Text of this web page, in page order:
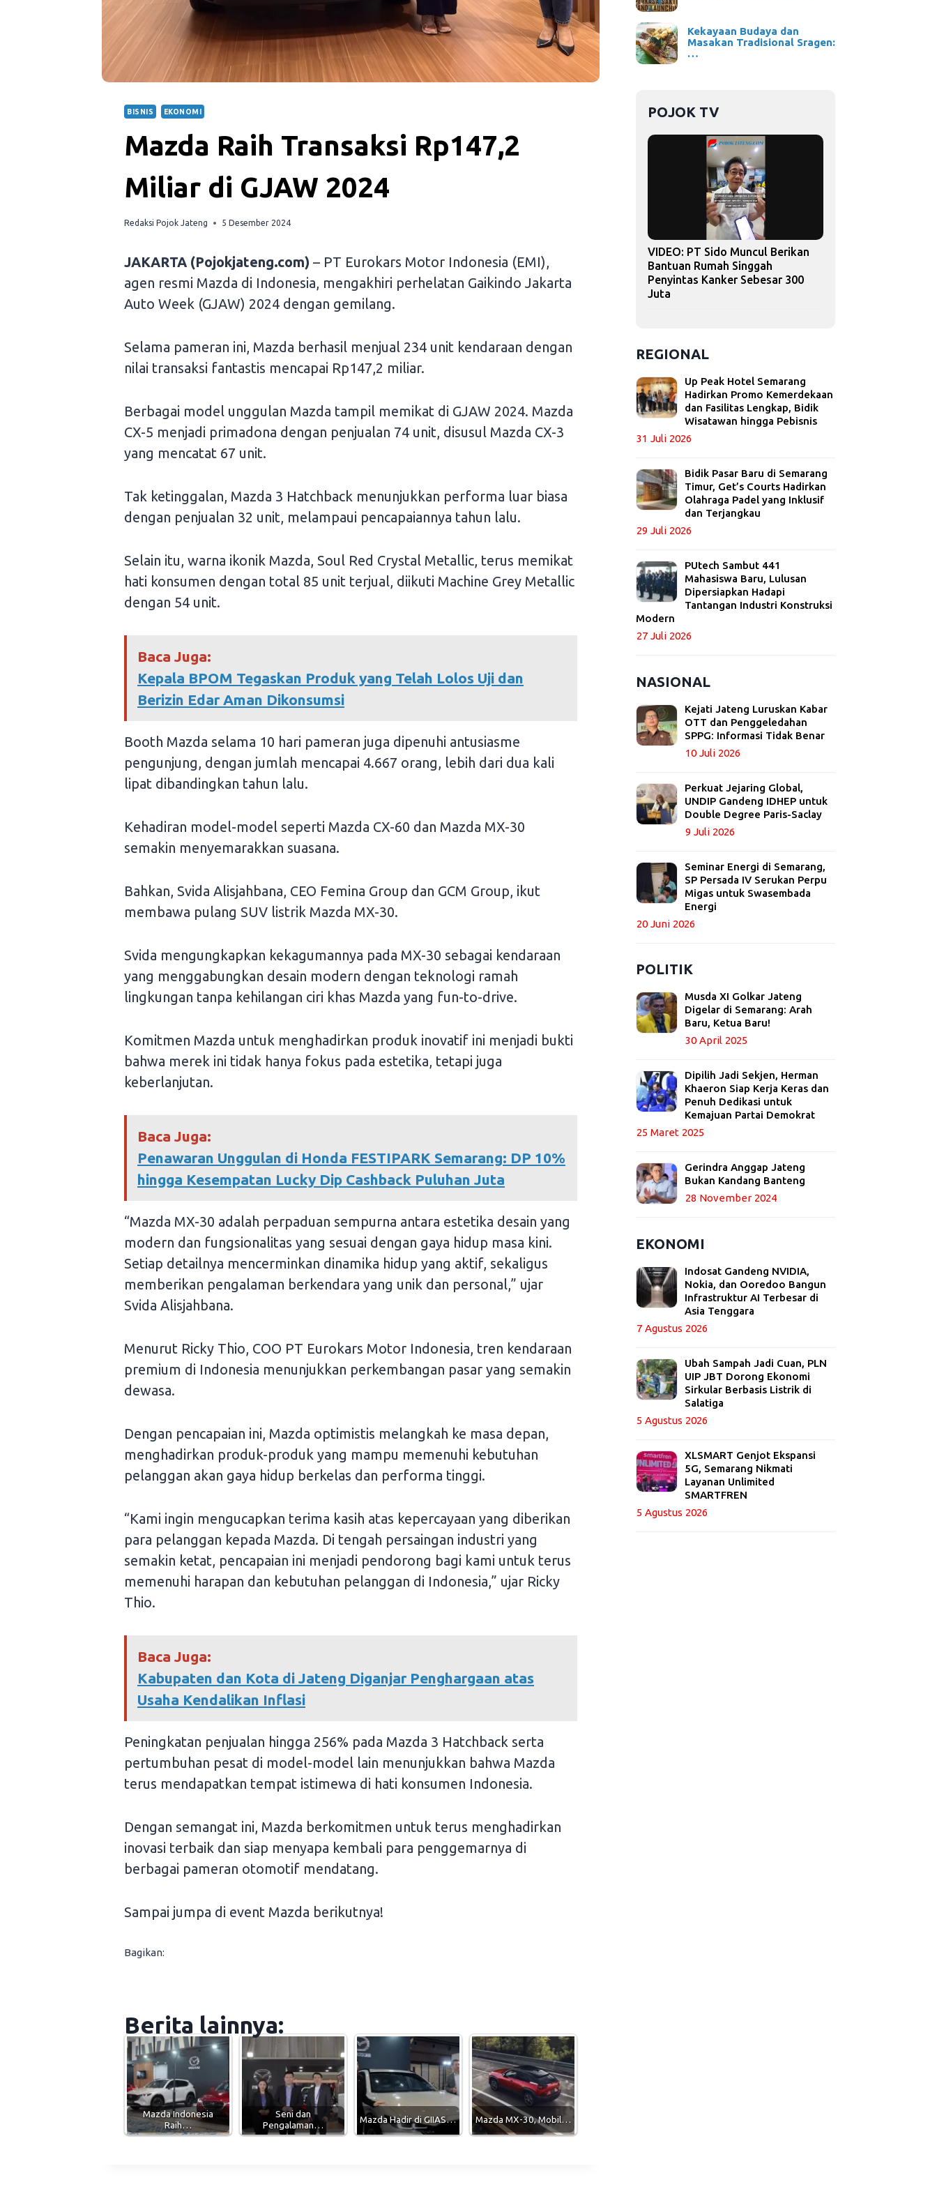
BISNIS EKONOMI
Mazda Raih Transaksi Rp147,2
Miliar di GJAW 2024
Redaksi Pojok Jateng 5 Desember 2024
JAKARTA (Pojokjateng.com) – PT Eurokars Motor Indonesia (EMI),
agen resmi Mazda di Indonesia, mengakhiri perhelatan Gaikindo Jakarta
Auto Week (GJAW) 2024 dengan gemilang.
Selama pameran ini, Mazda berhasil menjual 234 unit kendaraan dengan
nilai transaksi fantastis mencapai Rp147,2 miliar.
Berbagai model unggulan Mazda tampil memikat di GJAW 2024. Mazda
CX-5 menjadi primadona dengan penjualan 74 unit, disusul Mazda CX-3
yang mencatat 67 unit.
Tak ketinggalan, Mazda 3 Hatchback menunjukkan performa luar biasa
dengan penjualan 32 unit, melampaui pencapaiannya tahun lalu.
Selain itu, warna ikonik Mazda, Soul Red Crystal Metallic, terus memikat
hati konsumen dengan total 85 unit terjual, diikuti Machine Grey Metallic
dengan 54 unit.
Baca Juga:
Kepala BPOM Tegaskan Produk yang Telah Lolos Uji dan
Berizin Edar Aman Dikonsumsi
Booth Mazda selama 10 hari pameran juga dipenuhi antusiasme
pengunjung, dengan jumlah mencapai 4.667 orang, lebih dari dua kali
lipat dibandingkan tahun lalu.
Kehadiran model-model seperti Mazda CX-60 dan Mazda MX-30
semakin menyemarakkan suasana.
Bahkan, Svida Alisjahbana, CEO Femina Group dan GCM Group, ikut
membawa pulang SUV listrik Mazda MX-30.
Svida mengungkapkan kekagumannya pada MX-30 sebagai kendaraan
yang menggabungkan desain modern dengan teknologi ramah
lingkungan tanpa kehilangan ciri khas Mazda yang fun-to-drive.
Komitmen Mazda untuk menghadirkan produk inovatif ini menjadi bukti
bahwa merek ini tidak hanya fokus pada estetika, tetapi juga
keberlanjutan.
Baca Juga:
Penawaran Unggulan di Honda FESTIPARK Semarang: DP 10%
hingga Kesempatan Lucky Dip Cashback Puluhan Juta
“Mazda MX-30 adalah perpaduan sempurna antara estetika desain yang
modern dan fungsionalitas yang sesuai dengan gaya hidup masa kini.
Setiap detailnya mencerminkan dinamika hidup yang aktif, sekaligus
memberikan pengalaman berkendara yang unik dan personal,” ujar
Svida Alisjahbana.
Menurut Ricky Thio, COO PT Eurokars Motor Indonesia, tren kendaraan
premium di Indonesia menunjukkan perkembangan pasar yang semakin
dewasa.
Dengan pencapaian ini, Mazda optimistis melangkah ke masa depan,
menghadirkan produk-produk yang mampu memenuhi kebutuhan
pelanggan akan gaya hidup berkelas dan performa tinggi.
“Kami ingin mengucapkan terima kasih atas kepercayaan yang diberikan
para pelanggan kepada Mazda. Di tengah persaingan industri yang
semakin ketat, pencapaian ini menjadi pendorong bagi kami untuk terus
memenuhi harapan dan kebutuhan pelanggan di Indonesia,” ujar Ricky
Thio.
Baca Juga:
Kabupaten dan Kota di Jateng Diganjar Penghargaan atas
Usaha Kendalikan Inflasi
Peningkatan penjualan hingga 256% pada Mazda 3 Hatchback serta
pertumbuhan pesat di model-model lain menunjukkan bahwa Mazda
terus mendapatkan tempat istimewa di hati konsumen Indonesia.
Dengan semangat ini, Mazda berkomitmen untuk terus menghadirkan
inovasi terbaik dan siap menyapa kembali para penggemarnya di
berbagai pameran otomotif mendatang.
Sampai jumpa di event Mazda berikutnya!
Bagikan:
Berita lainnya:
Mazda Indonesia
Raih…
Seni dan
Pengalaman…
Mazda Hadir di GIIAS… Mazda MX-30, Mobil…
Kekayaan Budaya dan
Masakan Tradisional Sragen:
…
POJOK TV
VIDEO: PT Sido Muncul Berikan
Bantuan Rumah Singgah
Penyintas Kanker Sebesar 300
Juta
REGIONAL
Up Peak Hotel Semarang
Hadirkan Promo Kemerdekaan
dan Fasilitas Lengkap, Bidik
Wisatawan hingga Pebisnis
31 Juli 2026
Bidik Pasar Baru di Semarang
Timur, Get’s Courts Hadirkan
Olahraga Padel yang Inklusif
dan Terjangkau
29 Juli 2026
PUtech Sambut 441
Mahasiswa Baru, Lulusan
Dipersiapkan Hadapi
Tantangan Industri Konstruksi
Modern
27 Juli 2026
NASIONAL
Kejati Jateng Luruskan Kabar
OTT dan Penggeledahan
SPPG: Informasi Tidak Benar
10 Juli 2026
Perkuat Jejaring Global,
UNDIP Gandeng IDHEP untuk
Double Degree Paris-Saclay
9 Juli 2026
Seminar Energi di Semarang,
SP Persada IV Serukan Perpu
Migas untuk Swasembada
Energi
20 Juni 2026
POLITIK
Musda XI Golkar Jateng
Digelar di Semarang: Arah
Baru, Ketua Baru!
30 April 2025
Dipilih Jadi Sekjen, Herman
Khaeron Siap Kerja Keras dan
Penuh Dedikasi untuk
Kemajuan Partai Demokrat
25 Maret 2025
Gerindra Anggap Jateng
Bukan Kandang Banteng
28 November 2024
EKONOMI
Indosat Gandeng NVIDIA,
Nokia, dan Ooredoo Bangun
Infrastruktur AI Terbesar di
Asia Tenggara
7 Agustus 2026
Ubah Sampah Jadi Cuan, PLN
UIP JBT Dorong Ekonomi
Sirkular Berbasis Listrik di
Salatiga
5 Agustus 2026
XLSMART Genjot Ekspansi
5G, Semarang Nikmati
Layanan Unlimited
SMARTFREN
5 Agustus 2026